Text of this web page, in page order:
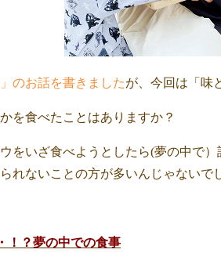
のお話を書きましたが、今回は「味
を食べたことはありますか？
をいざ食べようとしたら(夢の中で
れないことの方が多いんじゃないで
！？夢の中での食事